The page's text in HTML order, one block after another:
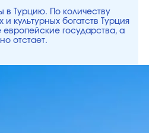
в Турцию. По количеству
культурных богатств Турция
европейские государства, а
отстает.